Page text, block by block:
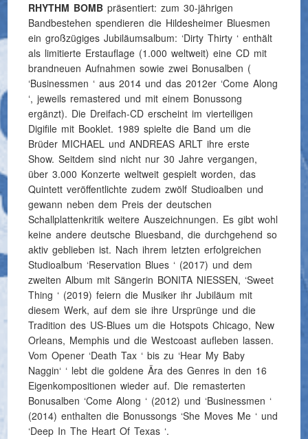
RHYTHM BOMB präsentiert: zum 30-jährigen
Bandbestehen spendieren die Hildesheimer Bluesmen
ein großzügiges Jubiläumsalbum: ‘Dirty Thirty ‘ enthält
als limitierte Erstauflage (1.000 weltweit) eine CD mit
brandneuen Aufnahmen sowie zwei Bonusalben (
‘Businessmen ‘ aus 2014 und das 2012er ‘Come Along
‘, jeweils remastered und mit einem Bonussong
ergänzt). Die Dreifach-CD erscheint im vierteiligen
Digifile mit Booklet. 1989 spielte die Band um die
Brüder MICHAEL und ANDREAS ARLT ihre erste
Show. Seitdem sind nicht nur 30 Jahre vergangen,
über 3.000 Konzerte weltweit gespielt worden, das
Quintett veröffentlichte zudem zwölf Studioalben und
gewann neben dem Preis der deutschen
Schallplattenkritik weitere Auszeichnungen. Es gibt wohl
keine andere deutsche Bluesband, die durchgehend so
aktiv geblieben ist. Nach ihrem letzten erfolgreichen
Studioalbum ‘Reservation Blues ‘ (2017) und dem
zweiten Album mit Sängerin BONITA NIESSEN, ‘Sweet
Thing ‘ (2019) feiern die Musiker ihr Jubiläum mit
diesem Werk, auf dem sie ihre Ursprünge und die
Tradition des US-Blues um die Hotspots Chicago, New
Orleans, Memphis und die Westcoast aufleben lassen.
Vom Opener ‘Death Tax ‘ bis zu ‘Hear My Baby
Naggin‘ ‘ lebt die goldene Ära des Genres in den 16
Eigenkompositionen wieder auf. Die remasterten
Bonusalben ‘Come Along ‘ (2012) und ‘Businessmen ‘
(2014) enthalten die Bonussongs ‘She Moves Me ‘ und
‘Deep In The Heart Of Texas ‘.